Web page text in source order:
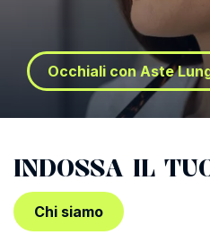
Occhiali con Aste
INDOSSA IL
Chi siamo